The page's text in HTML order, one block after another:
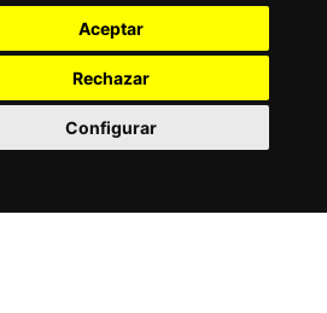
Aceptar
Rechazar
Configurar